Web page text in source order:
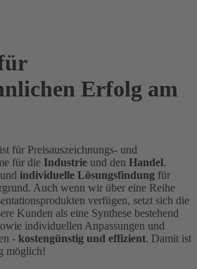
Erfolg am
für Preisauszeichnungs- und
für die Industrie und den Handel.
individuelle Lösungsfindung für
Auch wenn wir über eine Reihe
verfügen, setzt sich die
Kunden als eine Synthese bestehend
individuellen Anpassungen und
- kostengünstig und effizient. Damit ist
möglich!